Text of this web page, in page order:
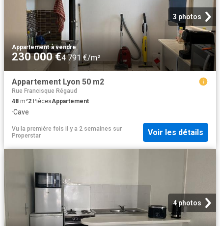
3 photos
Appartement·à vendre
230 000 €4 791 €/m²
Appartement Lyon 50 m2
Rue Francisque Régaud
48 m²2 PiècesAppartement
·Cave
Vu la première fois il y a 2 semaines sur
Properstar
Voir les détails
4 photos